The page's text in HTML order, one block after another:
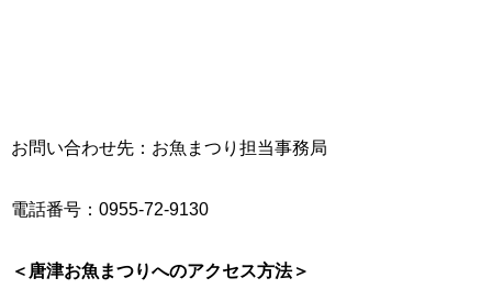
お問い合わせ先：お魚まつり担当事務局
電話番号：0955-72-9130
＜唐津お魚まつりへのアクセス方法＞